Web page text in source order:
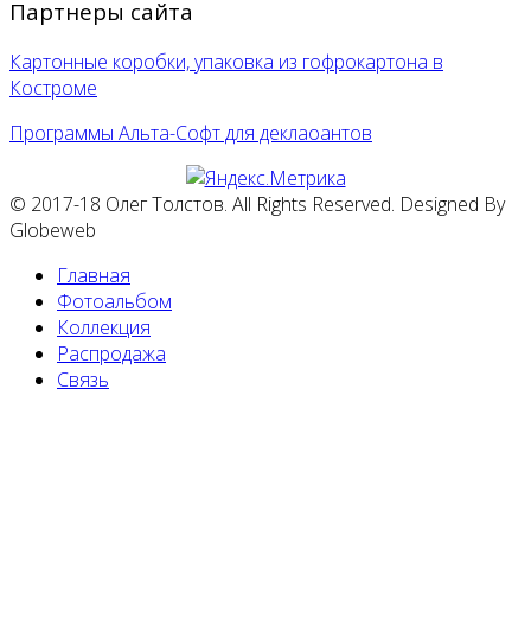
Партнеры сайта
Картонные коробки, упаковка из гофрокартона в
Костроме
Программы Альта-Софт для деклаоантов
© 2017-18 Олег Толстов. All Rights Reserved. Designed By
Globeweb
Главная
Фотоальбом
Коллекция
Распродажа
Связь